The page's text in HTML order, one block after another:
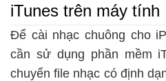
iTunes trên máy tính
Để cài nhạc chuông cho
cần sử dụng phần mềm
chuyển file nhạc có định